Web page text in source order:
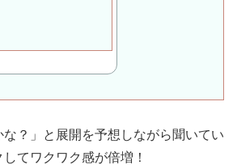
な？」と展開を予想しながら聞いてい
てワクワク感が倍増！